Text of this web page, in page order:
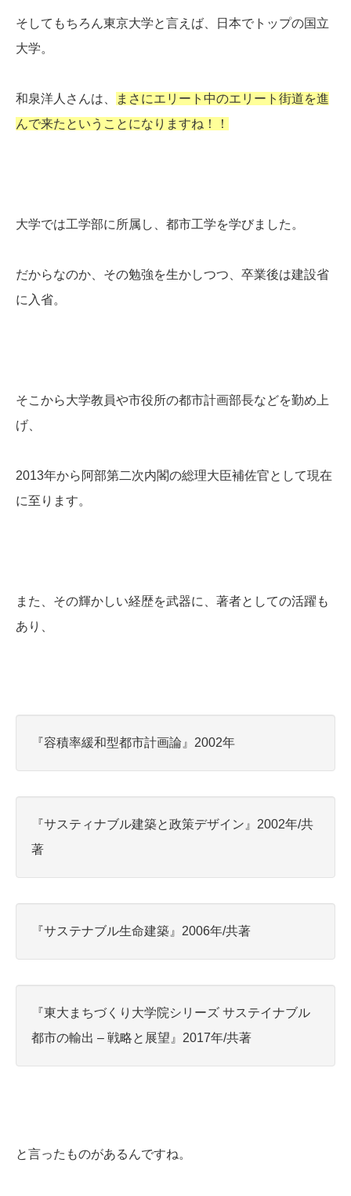
そしてもちろん東京大学と言えば、日本でトップの国立
大学。
和泉洋人さんは、
まさにエリート中のエリート街道を進
んで来たということになりますね！！
大学では工学部に所属し、都市工学を学びました。
だからなのか、その勉強を生かしつつ、卒業後は建設省
に入省。
そこから大学教員や市役所の都市計画部長などを勤め上
げ、
2013年から阿部第二次内閣の総理大臣補佐官として現在
に至ります。
また、その輝かしい経歴を武器に、著者としての活躍も
あり、
『容積率緩和型都市計画論』2002年
『サスティナブル建築と政策デザイン』2002年/共
著
『サステナブル生命建築』2006年/共著
『東大まちづくり大学院シリーズ サステイナブル
都市の輸出 – 戦略と展望』2017年/共著
と言ったものがあるんですね。